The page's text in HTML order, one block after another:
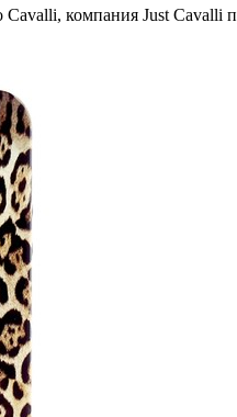
компания Just Cavalli